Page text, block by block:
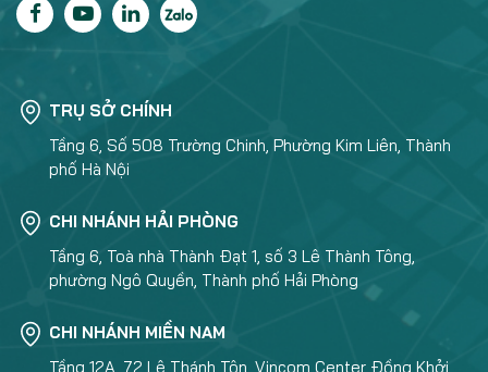
TRỤ SỞ CHÍNH
Tầng 6, Số 508 Trường Chinh, Phường Kim Liên, Thành
phố Hà Nội
CHI NHÁNH HẢI PHÒNG
Tầng 6, Toà nhà Thành Đạt 1, số 3 Lê Thành Tông,
phường Ngô Quyền, Thành phố Hải Phòng
CHI NHÁNH MIỀN NAM
Tầng 12A, 72 Lê Thánh Tôn, Vincom Center Đồng Khởi,